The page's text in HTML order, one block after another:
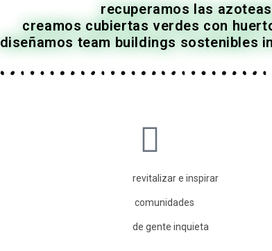
recuperamos las
creamos cubiertas verdes con
diseñamos team buildings sostenibles
revitalizar e inspirar
comunidades
de gente inquieta